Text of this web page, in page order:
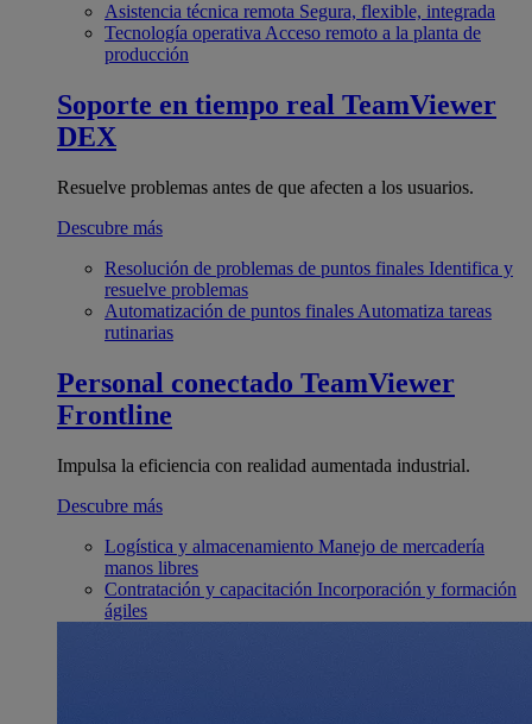
Asistencia técnica remota Segura, flexible, integrada
Tecnología operativa Acceso remoto a la planta de
producción
Soporte en tiempo real TeamViewer
DEX
Resuelve problemas antes de que afecten a los usuarios.
Descubre más
Resolución de problemas de puntos finales Identifica y
resuelve problemas
Automatización de puntos finales Automatiza tareas
rutinarias
Personal conectado TeamViewer
Frontline
Impulsa la eficiencia con realidad aumentada industrial.
Descubre más
Logística y almacenamiento Manejo de mercadería
manos libres
Contratación y capacitación Incorporación y formación
ágiles